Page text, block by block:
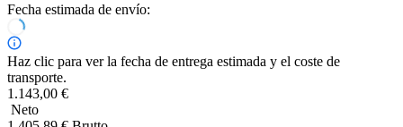
Fecha estimada de envío:
Haz clic para ver la fecha de entrega estimada y el coste de
transporte.
1.143,00 €
Neto